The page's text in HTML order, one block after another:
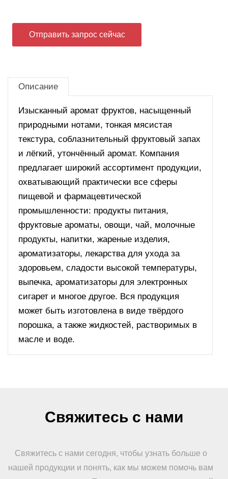
Отправить запрос сейчас
Описание
Изысканный аромат фруктов, насыщенный
природными нотами, тонкая мясистая
текстура, соблазнительный фруктовый запах
и лёгкий, утончённый аромат. Компания
предлагает широкий ассортимент продукции,
охватывающий практически все сферы
пищевой и фармацевтической
промышленности: продукты питания,
фруктовые ароматы, овощи, чай, молочные
продукты, напитки, жареные изделия,
ароматизаторы, лекарства для ухода за
здоровьем, сладости высокой температуры,
выпечка, ароматизаторы для электронных
сигарет и многое другое. Вся продукция
может быть изготовлена в виде твёрдого
порошка, а также жидкостей, растворимых в
масле и воде.
Свяжитесь с нами
Свяжитесь с нами сегодня, чтобы узнать больше о
нашей продукции и понять, как мы можем помочь вам